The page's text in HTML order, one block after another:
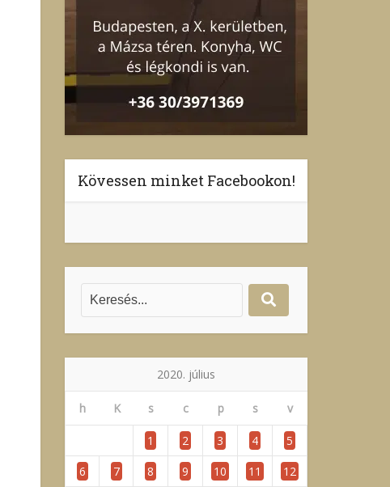
Kövessen minket Facebookon!
2020. július
h K s c p s v
1 2 3 4
5
6
7 8 9 10 11
12